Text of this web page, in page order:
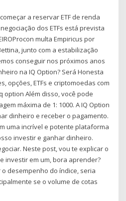
a reservar ETF de renda
dos ETFs está prevista
multa Empiricus por
junto com a estabilização
conseguir nos próximos anos
na IQ Option? Será Honesta
opções, ETFs e criptomoedas com
option Além disso, você pode
máxima de 1: 1000. A IQ Option
dinheiro e receber o pagamento.
uma incrível e potente plataforma
investir e ganhar dinheiro.
Neste post, vou te explicar o
investir em um, bora aprender?
desempenho do índice, seria
se o volume de cotas